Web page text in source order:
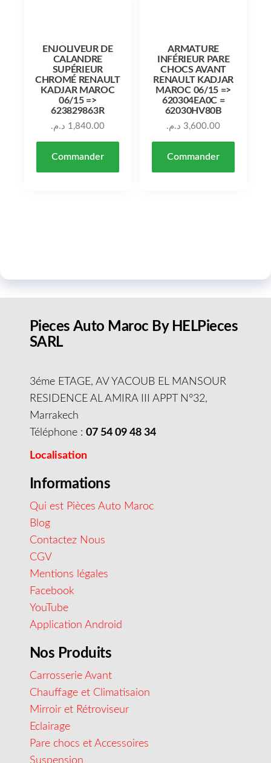
ENJOLIVEUR DE
CALANDRE
SUPÉRIEUR
CHROMÉ RENAULT
KADJAR MAROC
06/15 =>
623829863R
1,840.00 د.م.
Commander
ARMATURE
INFÉRIEUR PARE
CHOCS AVANT
RENAULT KADJAR
MAROC 06/15 =>
620304EA0C =
62030HV80B
3,600.00 د.م.
Commander
Pieces Auto Maroc By HELPieces
SARL
3éme ETAGE, AV YACOUB EL MANSOUR
RESIDENCE AL AMIRA III APPT N°32,
Marrakech
Téléphone : 07 54 09 48 34
Localisation
Informations
Qui est Pièces Auto Maroc
Blog
Contactez Nous
CGV
Mentions légales
Facebook
YouTube
Application Android
Nos Produits
Carrosserie Avant
Chauffage et Climatisaion
Mirroir et Rétroviseur
Eclairage
Pare chocs et Accessoires
Suspension